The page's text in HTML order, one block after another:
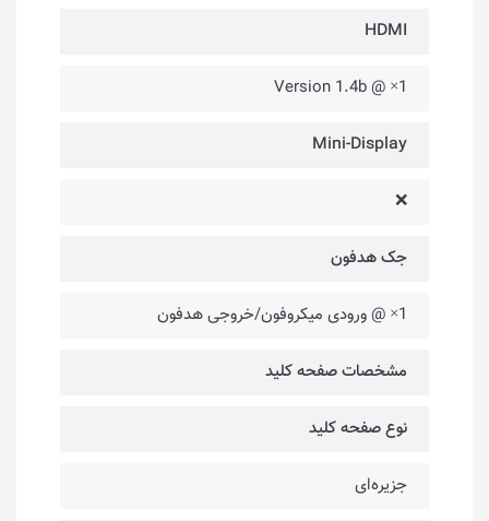
HDMI
1× @ Version 1.4b
Mini-Display
❌
جک هدفون
1× @ ورودی میکروفون/خروجی هدفون
مشخصات صفحه کلید
نوع صفحه کلید
جزیره‌ای